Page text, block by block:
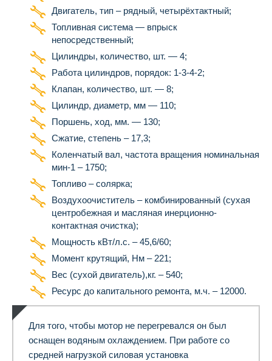
Двигатель, тип – рядный, четырёхтактный;
Топливная система — впрыск
непосредственный;
Цилиндры, количество, шт. — 4;
Работа цилиндров, порядок: 1-3-4-2;
Клапан, количество, шт. — 8;
Цилиндр, диаметр, мм — 110;
Поршень, ход, мм. — 130;
Сжатие, степень – 17,3;
Коленчатый вал, частота вращения номинальная
мин-1 – 1750;
Топливо – солярка;
Воздухоочиститель – комбинированный (сухая
центробежная и масляная инерционно-
контактная очистка);
Мощность кВт/л.с. – 45,6/60;
Момент крутящий, Нм – 221;
Вес (сухой двигатель),кг. – 540;
Ресурс до капитального ремонта, м.ч. – 12000.
Для того, чтобы мотор не перегревался он был
оснащен водяным охлаждением. При работе со
средней нагрузкой силовая установка